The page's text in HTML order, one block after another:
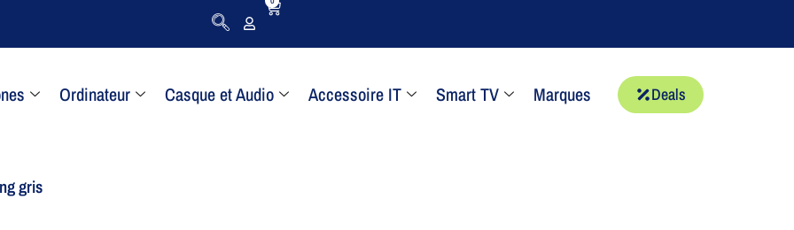
Ordinateur Casque et Audio Accessoire IT Smart TV Marques Deals
gris